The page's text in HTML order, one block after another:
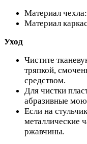
Материал
Материал
Уход
Чистите
тряпкой,
средством.
Для чистки
абразивные
Если на
металлические
ржавчины.